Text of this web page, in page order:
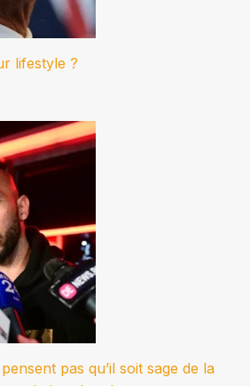
lifestyle ?
pas qu’il soit sage de la